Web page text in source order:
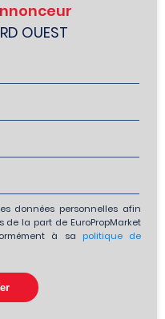
OUEST
données personnelles afin
la part de EuroPropMarket
à sa politique de